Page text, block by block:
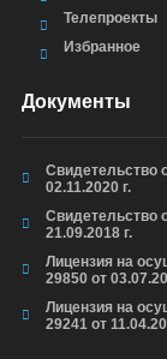
Телепроекты
Избранное
Документы
Свидетельство
02.11.2020 г.
Свидетельство
21.09.2018 г.
Лицензия на
29850 от
Лицензия на
29241 от